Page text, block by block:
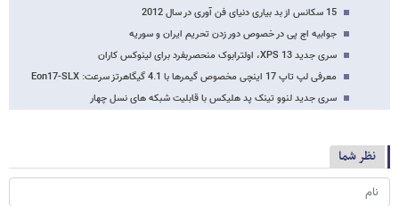
15 سکانس از بد بیاری دنیای فن آوری در سال 2012
جوابیه اچ پی در خصوص دور زدن تحریم ایران و سوریه
سری جدید XPS 13، اولترابوک منحصربفرد برای لینوکس کاران
معرفی لپ تاپ 17 اینچی مخصوص گیمرها با 4.1 گیگاهرتز سرعت: Eon17-SLX
سری جدید لنوو تینک پد هلیکس با قابلیت شبکه های نسل چهار
نظر شما